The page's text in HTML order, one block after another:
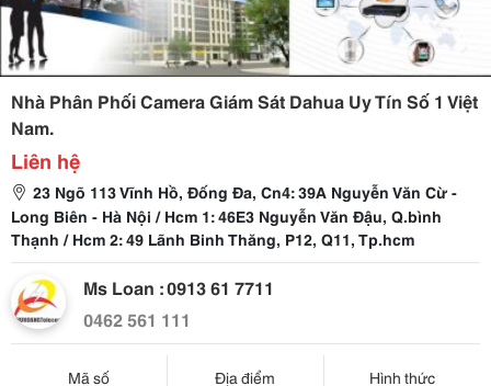
Nhà Phân Phối Camera Giám Sát Dahua Uy Tín Số 1 Việt
Nam.
Liên hệ
23 Ngõ 113 Vĩnh Hồ, Đống Đa, Cn4: 39A Nguyễn Văn Cừ -
Long Biên - Hà Nội / Hcm 1: 46E3 Nguyễn Văn Đậu, Q.bình
Thạnh / Hcm 2: 49 Lãnh Binh Thăng, P12, Q11, Tp.hcm
Ms Loan : 0913 61 7711
0462 561 111
Mã số
Địa điểm
Hình thức